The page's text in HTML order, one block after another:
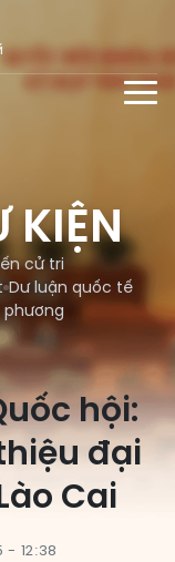
KIỆN
cử tri
Dư luận quốc tế
phương
hội:
đại
Cai
- 12:38